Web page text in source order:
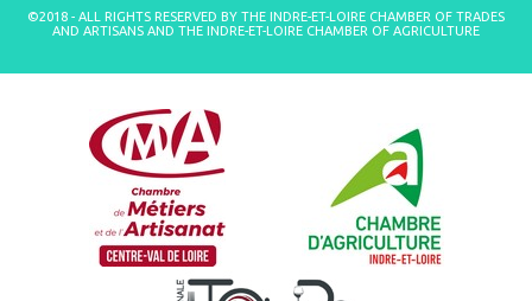
©2018 - ALL RIGHTS RESERVED BY THE INDRE-ET-LOIRE CHAMBER OF TRADES
AND ARTISANS AND THE INDRE-ET-LOIRE CHAMBER OF AGRICULTURE